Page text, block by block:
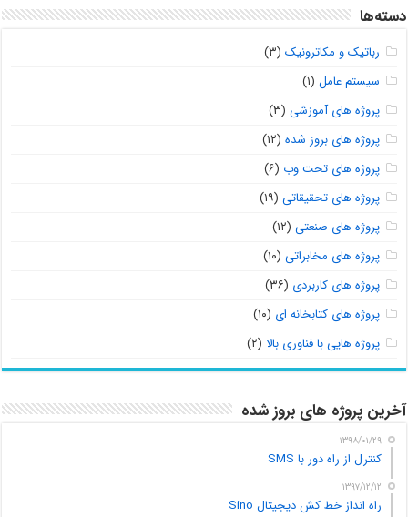
دسته‌ها
رباتیک و مکاترونیک (۳)
سیستم عامل (۱)
پروژه های آموزشی (۳)
پروژه های بروز شده (۱۲)
پروژه های تحت وب (۶)
پروژه های تحقیقاتی (۱۹)
پروژه های صنعتی (۱۲)
پروژه های مخابراتی (۱۰)
پروژه های کاربردی (۳۶)
پروژه های کتابخانه ای (۱۰)
پروژه هایی با فناوری بالا (۲)
آخرین پروژه های بروز شده
۱۳۹۸/۰۱/۲۹
کنترل از راه دور با SMS
۱۳۹۷/۱۲/۱۲
راه انداز خط کش دیجیتال Sino